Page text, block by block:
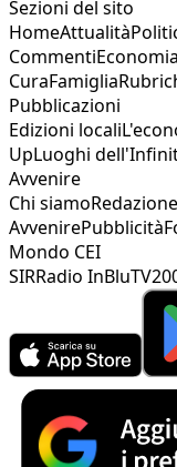
Sezioni del sito
HomeAttualità
CommentiEconomia
CuraFamiglia
Pubblicazioni
Edizioni locali
UpLuoghi
Avvenire
Chi siamoRedazione
AvvenirePubblicità
Mondo CEI
SIRRadio InBlu